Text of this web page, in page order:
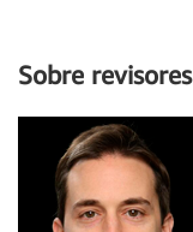
Sobre revisores